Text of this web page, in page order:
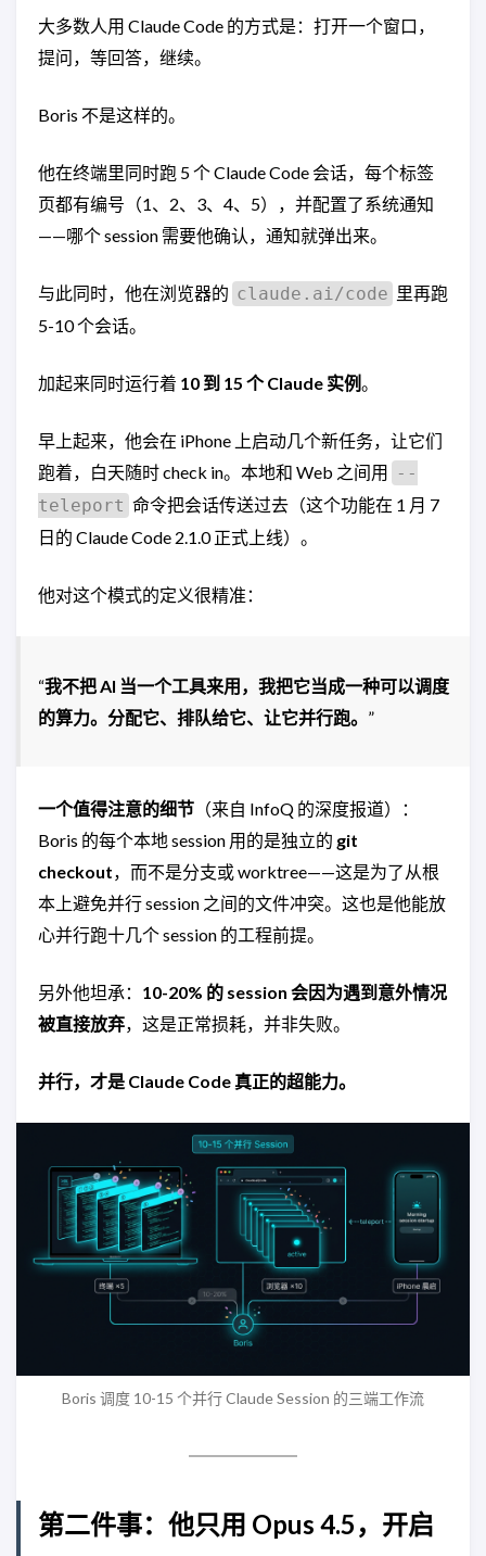
大多数人用 Claude Code 的方式是：打开一个窗口，
提问，等回答，继续。
Boris 不是这样的。
他在终端里同时跑 5 个 Claude Code 会话，每个标签
页都有编号（1、2、3、4、5），并配置了系统通知
——哪个 session 需要他确认，通知就弹出来。
与此同时，他在浏览器的 claude.ai/code 里再跑
5-10 个会话。
加起来同时运行着 10 到 15 个 Claude 实例。
早上起来，他会在 iPhone 上启动几个新任务，让它们
跑着，白天随时 check in。本地和 Web 之间用 --
teleport 命令把会话传送过去（这个功能在 1 月 7
日的 Claude Code 2.1.0 正式上线）。
他对这个模式的定义很精准：
“我不把 AI 当一个工具来用，我把它当成一种可以调度
的算力。分配它、排队给它、让它并行跑。 ”
一个值得注意的细节 （来自 InfoQ 的深度报道）：
Boris 的每个本地 session 用的是独立的 git
checkout，而不是分支或 worktree——这是为了从根
本上避免并行 session 之间的文件冲突。这也是他能放
心并行跑十几个 session 的工程前提。
另外他坦承： 10-20% 的 session 会因为遇到意外情况
被直接放弃，这是正常损耗，并非失败。
并行，才是 Claude Code 真正的超能力。
Boris 调度 10-15 个并行 Claude Session 的三端工作流
第二件事：他只用 Opus 4.5，开启